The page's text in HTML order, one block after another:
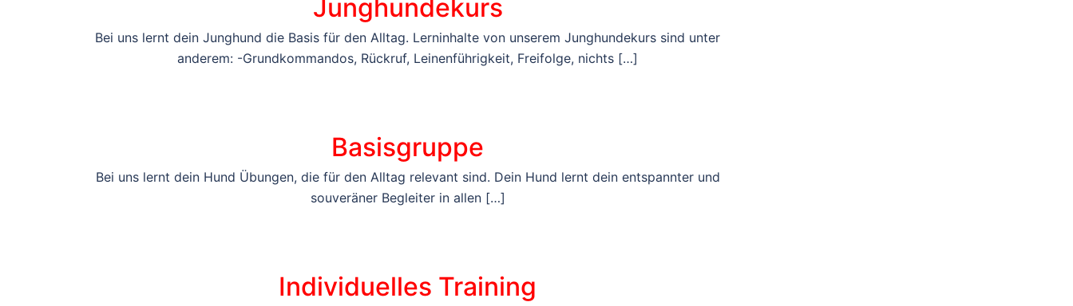
Junghundekurs
Bei uns lernt dein Junghund die Basis für den Alltag. Lerninhalte von unserem Junghundekurs sind unter
anderem: -Grundkommandos, Rückruf, Leinenführigkeit, Freifolge, nichts […]
Basisgruppe
Bei uns lernt dein Hund Übungen, die für den Alltag relevant sind. Dein Hund lernt dein entspannter und
souveräner Begleiter in allen […]
Individuelles Training